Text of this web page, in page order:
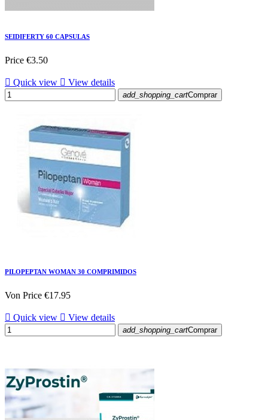
SEIDIFERTY 60 CAPSULAS
Price €3.50
 Quick view  View details
add_shopping_cartComprar
PILOPEPTAN WOMAN 30 COMPRIMIDOS
Von Price €17.95
 Quick view  View details
add_shopping_cartComprar